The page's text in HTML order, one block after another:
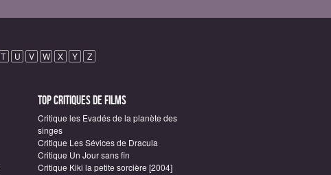
T U V W X Y Z
Top critiques de Films
Critique les Evadés de la planète des
singes
Critique Les Sévices de Dracula
Critique Un Jour sans fin
Critique Kiki la petite sorcière [2004]